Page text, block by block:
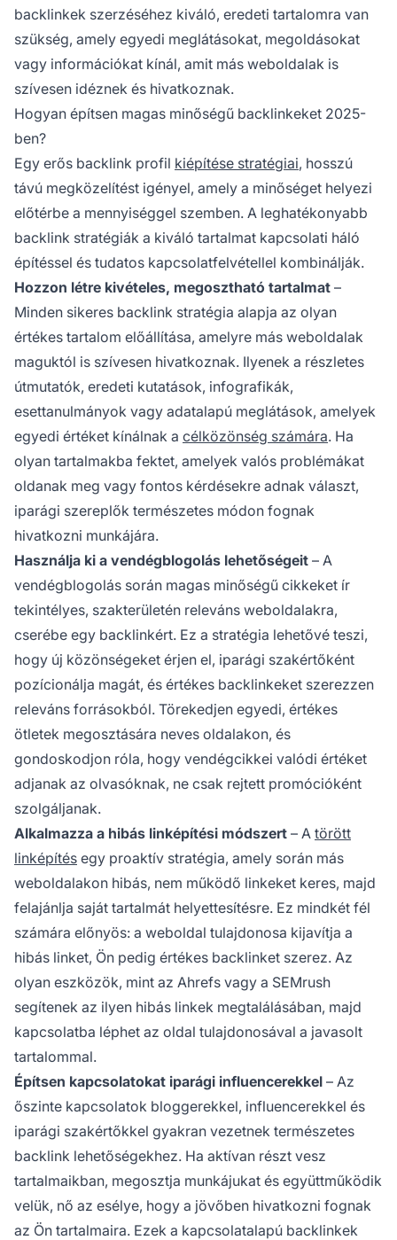
backlinkek szerzéséhez kiváló, eredeti tartalomra van
szükség, amely egyedi meglátásokat, megoldásokat
vagy információkat kínál, amit más weboldalak is
szívesen idéznek és hivatkoznak.
Hogyan építsen magas minőségű backlinkeket 2025-
ben?
Egy erős backlink profil kiépítése stratégiai, hosszú
távú megközelítést igényel, amely a minőséget helyezi
előtérbe a mennyiséggel szemben. A leghatékonyabb
backlink stratégiák a kiváló tartalmat kapcsolati háló
építéssel és tudatos kapcsolatfelvétellel kombinálják.
Hozzon létre kivételes, megosztható tartalmat –
Minden sikeres backlink stratégia alapja az olyan
értékes tartalom előállítása, amelyre más weboldalak
maguktól is szívesen hivatkoznak. Ilyenek a részletes
útmutatók, eredeti kutatások, infografikák,
esettanulmányok vagy adatalapú meglátások, amelyek
egyedi értéket kínálnak a célközönség számára. Ha
olyan tartalmakba fektet, amelyek valós problémákat
oldanak meg vagy fontos kérdésekre adnak választ,
iparági szereplők természetes módon fognak
hivatkozni munkájára.
Használja ki a vendégblogolás lehetőségeit – A
vendégblogolás során magas minőségű cikkeket ír
tekintélyes, szakterületén releváns weboldalakra,
cserébe egy backlinkért. Ez a stratégia lehetővé teszi,
hogy új közönségeket érjen el, iparági szakértőként
pozícionálja magát, és értékes backlinkeket szerezzen
releváns forrásokból. Törekedjen egyedi, értékes
ötletek megosztására neves oldalakon, és
gondoskodjon róla, hogy vendégcikkei valódi értéket
adjanak az olvasóknak, ne csak rejtett promócióként
szolgáljanak.
Alkalmazza a hibás linképítési módszert – A törött
linképítés egy proaktív stratégia, amely során más
weboldalakon hibás, nem működő linkeket keres, majd
felajánlja saját tartalmát helyettesítésre. Ez mindkét fél
számára előnyös: a weboldal tulajdonosa kijavítja a
hibás linket, Ön pedig értékes backlinket szerez. Az
olyan eszközök, mint az Ahrefs vagy a SEMrush
segítenek az ilyen hibás linkek megtalálásában, majd
kapcsolatba léphet az oldal tulajdonosával a javasolt
tartalommal.
Építsen kapcsolatokat iparági influencerekkel – Az
őszinte kapcsolatok bloggerekkel, influencerekkel és
iparági szakértőkkel gyakran vezetnek természetes
backlink lehetőségekhez. Ha aktívan részt vesz
tartalmaikban, megosztja munkájukat és együttműködik
velük, nő az esélye, hogy a jövőben hivatkozni fognak
az Ön tartalmaira. Ezek a kapcsolatalapú backlinkek